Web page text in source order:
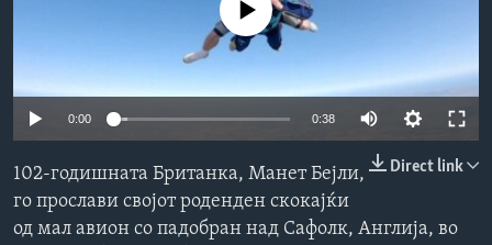
No media source currently available
0:00 0:38
Direct link
102-годишната Британка, Манет Бејли,
го прослави својот роденден скокајќи
од мал авион со падобран над Сафолк, Англија, во